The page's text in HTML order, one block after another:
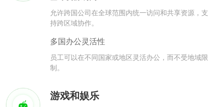
允许跨国公司在全球范围内统一访问和共享资源，支
持跨区域协作。
多国办公灵活性
员工可以在不同国家或地区灵活办公，而不受地域限
制。
游戏和娱乐